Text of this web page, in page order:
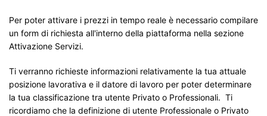
Per poter attivare i prezzi in tempo reale è necessario compilare
un form di richiesta all'interno della piattaforma nella sezione
Attivazione Servizi.
Ti verranno richieste informazioni relativamente la tua attuale
posizione lavorativa e il datore di lavoro per poter determinare
la tua classificazione tra utente Privato o Professionali. Ti
ricordiamo che la definizione di utente Professionale o Privato